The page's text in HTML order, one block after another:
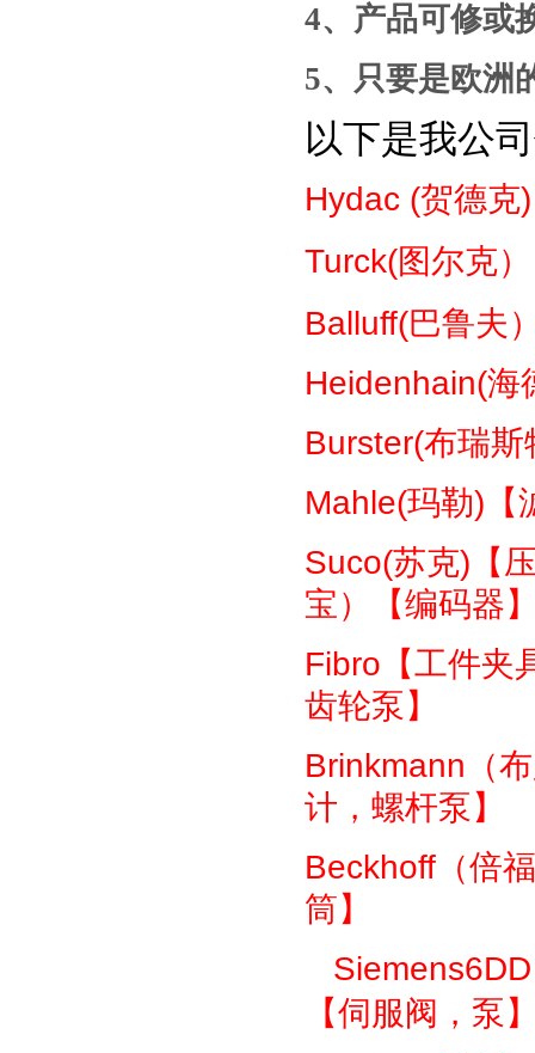
4、产品可修或
5、只要是欧洲
以下是我公
Hydac (贺德克
Turck(图尔克）
Balluff(巴鲁夫
Heidenhain(海
Burster(布瑞斯
Mahle(玛勒)
Suco(苏克) 【
宝）【编码器
Fibro 【工件
齿轮泵】
Brinkmann （
计，螺杆泵】
Beckhoff （倍
筒】
Siemens6DD
【伺服阀，泵